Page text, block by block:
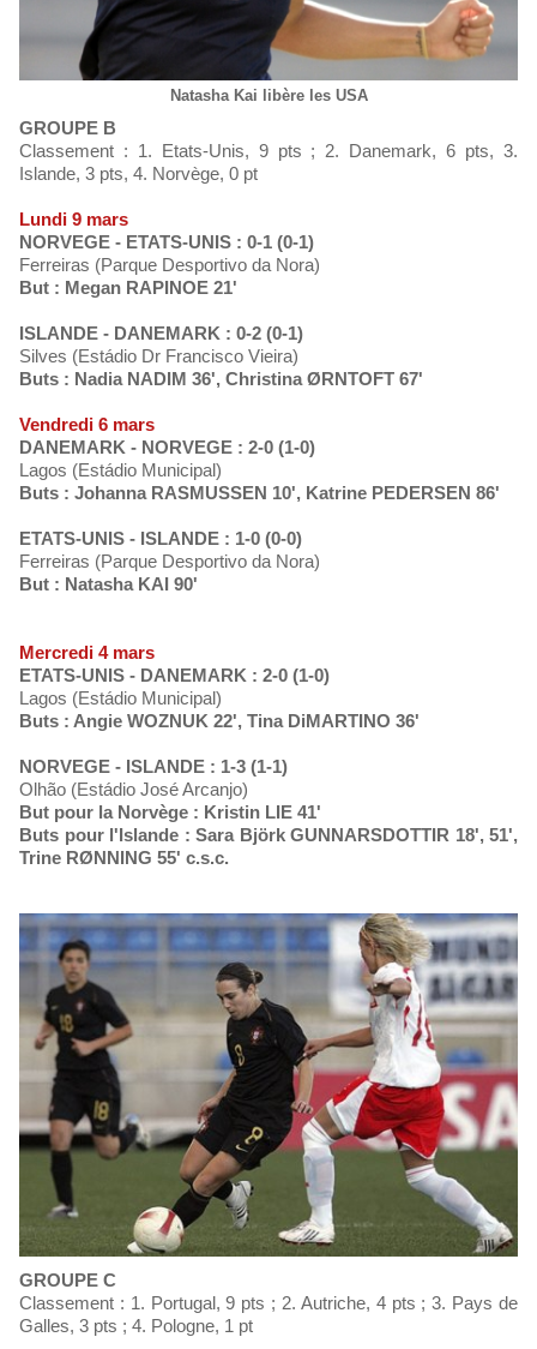
Natasha Kai libère les USA
GROUPE B
Classement : 1. Etats-Unis, 9 pts ; 2. Danemark, 6 pts, 3.
Islande, 3 pts, 4. Norvège, 0 pt
Lundi 9 mars
NORVEGE - ETATS-UNIS : 0-1 (0-1)
Ferreiras (Parque Desportivo da Nora)
But : Megan RAPINOE 21'
ISLANDE - DANEMARK : 0-2 (0-1)
Silves (Estádio Dr Francisco Vieira)
Buts : Nadia NADIM 36', Christina ØRNTOFT 67'
Vendredi 6 mars
DANEMARK - NORVEGE : 2-0 (1-0)
Lagos (Estádio Municipal)
Buts : Johanna RASMUSSEN 10', Katrine PEDERSEN 86'
ETATS-UNIS - ISLANDE : 1-0 (0-0)
Ferreiras (Parque Desportivo da Nora)
But : Natasha KAI 90'
Mercredi 4 mars
ETATS-UNIS - DANEMARK : 2-0 (1-0)
Lagos (Estádio Municipal)
Buts : Angie WOZNUK 22', Tina DiMARTINO 36'
NORVEGE - ISLANDE : 1-3 (1-1)
Olhão (Estádio José Arcanjo)
But pour la Norvège : Kristin LIE 41'
Buts pour l'Islande : Sara Björk GUNNARSDOTTIR 18', 51',
Trine RØNNING 55' c.s.c.
GROUPE C
Classement : 1. Portugal, 9 pts ; 2. Autriche, 4 pts ; 3. Pays de
Galles, 3 pts ; 4. Pologne, 1 pt